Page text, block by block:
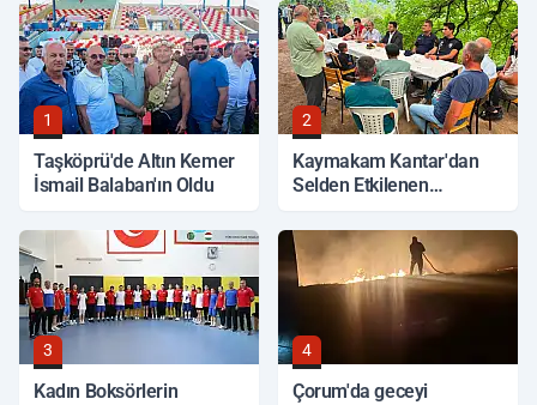
1
Taşköprü'de Altın Kemer
İsmail Balaban'ın Oldu
2
Kaymakam Kantar'dan
Selden Etkilenen
3
Kadın Boksörlerin
4
Çorum'da geceyi